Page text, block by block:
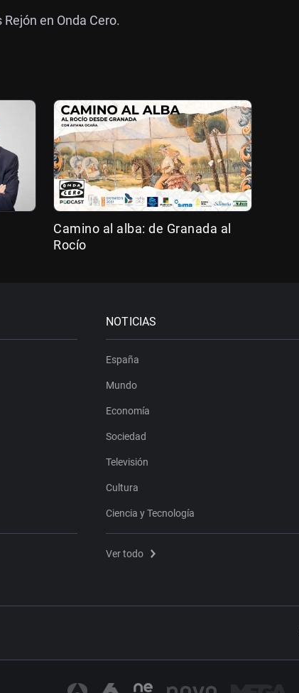
en Onda Cero.
Camino al alba: de Granada al
Rocío
NOTICIAS
España
Mundo
Economía
Sociedad
Televisión
Cultura
Ciencia y Tecnología
Ver todo